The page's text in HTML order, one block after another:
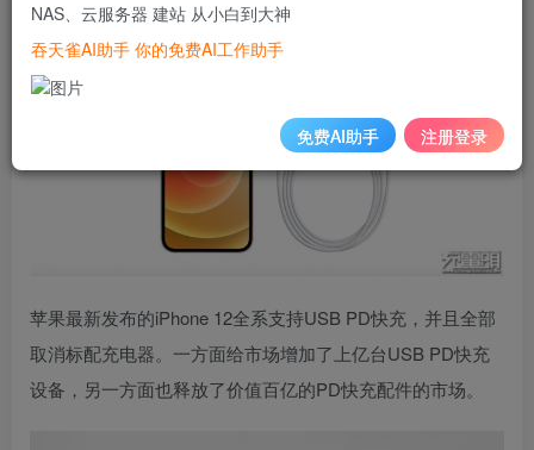
苹果最新发布的iPhone 12全系支持USB PD快充，并且全部
取消标配充电器。一方面给市场增加了上亿台USB PD快充
设备，另一方面也释放了价值百亿的PD快充配件的市场。
NAS、云服务器 建站 从小白到大神
吞天雀AI助手 你的免费AI工作助手
免费AI助手 注册登录